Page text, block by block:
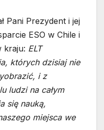
Pani Prezydent i jej
ESO w Chile i
kraju: ELT
których dzisiaj nie
i z
ludzi na całym
się nauką,
miejsca we